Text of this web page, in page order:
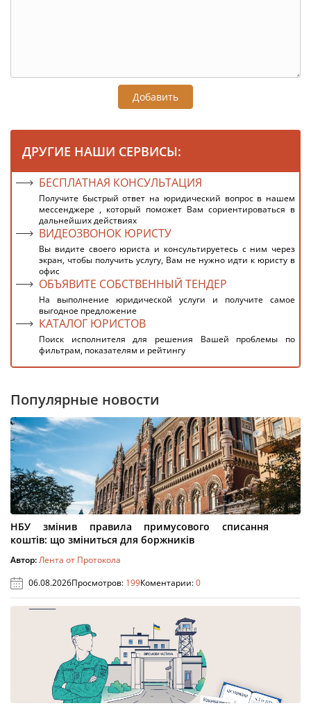
Добавить
ДРУГИЕ НАШИ СЕРВИСЫ:
БЕСПЛАТНАЯ КОНСУЛЬТАЦИЯ
Получите быстрый ответ на юридический вопрос в нашем
мессенджере , который поможет Вам сориентироваться в
дальнейших действиях
ВИДЕОЗВОНОК ЮРИСТУ
Вы видите своего юриста и консультируетесь с ним через
экран, чтобы получить услугу, Вам не нужно идти к юристу в
офис
ОБЪЯВИТЕ СОБСТВЕННЫЙ ТЕНДЕР
На выполнение юридической услуги и получите самое
выгодное предложение
КАТАЛОГ ЮРИСТОВ
Поиск исполнителя для решения Вашей проблемы по
фильтрам, показателям и рейтингу
Популярные новости
НБУ змінив правила примусового списання
коштів: що зміниться для боржників
Автор:Лента от Протокола
06.08.2026Просмотров: 199Коментарии:0